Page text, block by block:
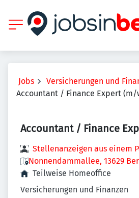
Jobs
Versicherungen und
Accountant / Finance Expert
Accountant / Finance
Stellenanzeigen aus einem
Nonnendammallee, 13629
Teilweise Homeoffice
Versicherungen und Finanzen